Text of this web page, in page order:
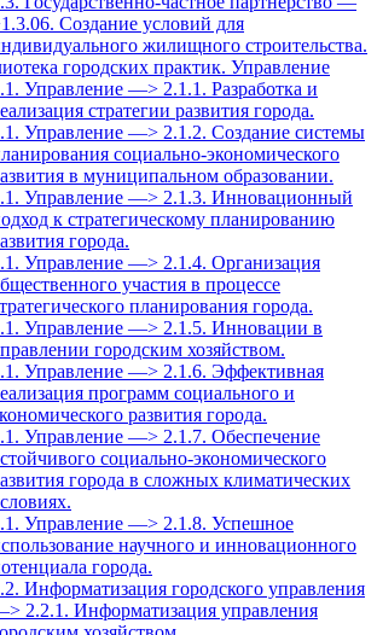
Создание условий для
жилищного строительства.
городских практик. Управление
Управление —> 2.1.1. Разработка и
стратегии развития города.
Управление —> 2.1.2. Создание системы
социально-экономического
в муниципальном образовании.
Управление —> 2.1.3. Инновационный
к стратегическому планированию
города.
Управление —> 2.1.4. Организация
участия в процессе
планирования города.
Управление —> 2.1.5. Инновации в
городским хозяйством.
Управление —> 2.1.6. Эффективная
программ социального и
развития города.
Управление —> 2.1.7. Обеспечение
социально-экономического
города в сложных климатических
Управление —> 2.1.8. Успешное
научного и инновационного
города.
Информатизация городского управления
2.2.1. Информатизация управления